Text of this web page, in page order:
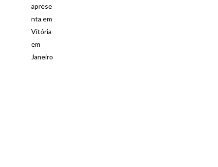
aprese
nta em
Vitória
em
Janeiro